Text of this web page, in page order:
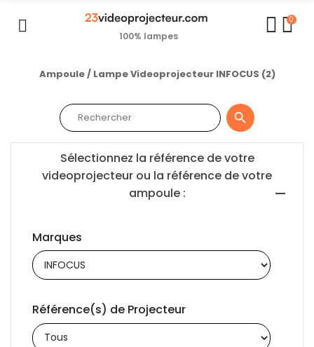
100% lampes
0
Ampoule / Lampe Videoprojecteur INFOCUS (2)

Sélectionnez la référence de votre
videoprojecteur ou la référence de votre
ampoule :
Marques
Référence(s) de Projecteur